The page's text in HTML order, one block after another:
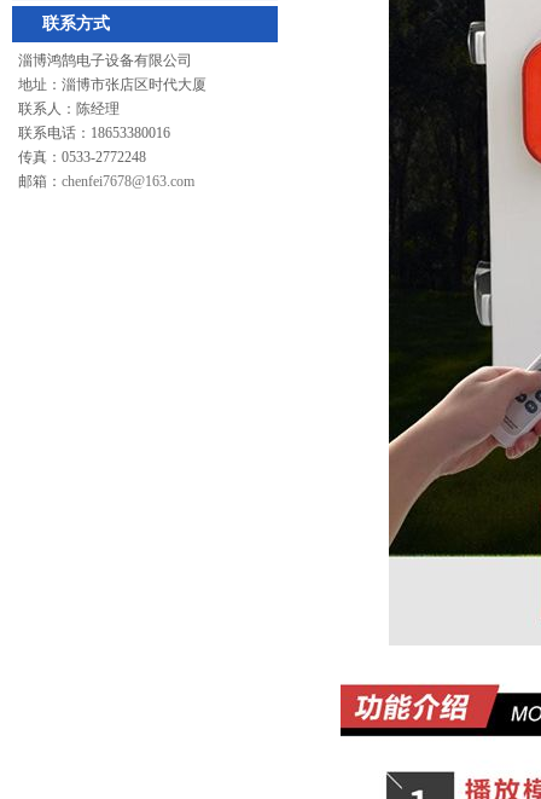
联系方式
淄博鸿鹄电子设备有限公司
地址：淄博市张店区时代大厦
联系人：陈经理
联系电话：18653380016
传真：0533-2772248
邮箱： chenfei7678@163.com